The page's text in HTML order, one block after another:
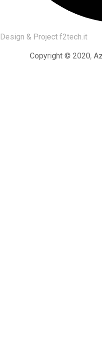
Design & Project f2tech.it
Copyright © 2020,